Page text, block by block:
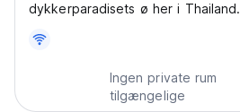
dykkerparadisets ø her i Thailand.
Ingen private rum
tilgængelige